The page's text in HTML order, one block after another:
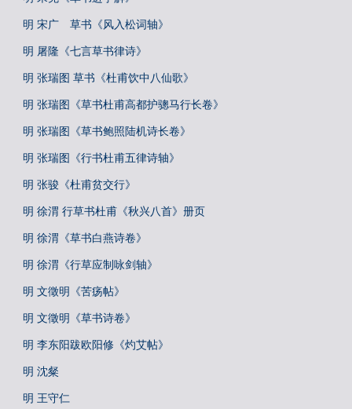
明 宋广 草书《风入松词轴》
明 屠隆《七言草书律诗》
明 张瑞图 草书《杜甫饮中八仙歌》
明 张瑞图《草书杜甫高都护骢马行长卷》
明 张瑞图《草书鲍照陆机诗长卷》
明 张瑞图《行书杜甫五律诗轴》
明 张骏《杜甫贫交行》
明 徐渭 行草书杜甫《秋兴八首》册页
明 徐渭《草书白燕诗卷》
明 徐渭《行草应制咏剑轴》
明 文徵明《苦疡帖》
明 文徵明《草书诗卷》
明 李东阳跋欧阳修《灼艾帖》
明 沈粲
明 王守仁